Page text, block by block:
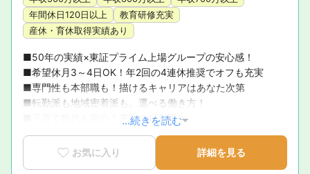
年間休日120日以上
教育研修充実
産休・育休取得実績あり
■50年の実績×東証プライム上場グループの安心感！
■希望休月3～4日OK！年2回の4連休推奨でオフも充実
■専門性も本部職も！描けるキャリアはあなた次第
■転勤派も地域密着派も。選べる働き方！
■子育て世代も安心！充実の福利厚生
...続きを読む
お気に入り 詳細を見る